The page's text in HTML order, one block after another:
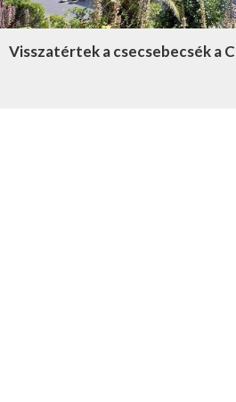
Visszatértek a csecsebecsék a